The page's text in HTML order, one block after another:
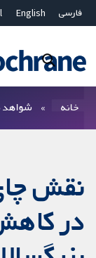
فارسی English
Bahasa Malaysia
خانه شواهد
در